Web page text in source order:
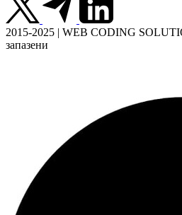
2015-2025 | WEB CODING
запазени